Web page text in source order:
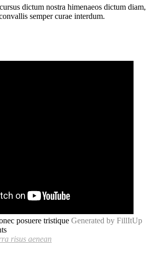
dictum nostra himenaeos dictum diam,
semper curae interdum.
posuere tristique Generated by FillItUp
risus aenean